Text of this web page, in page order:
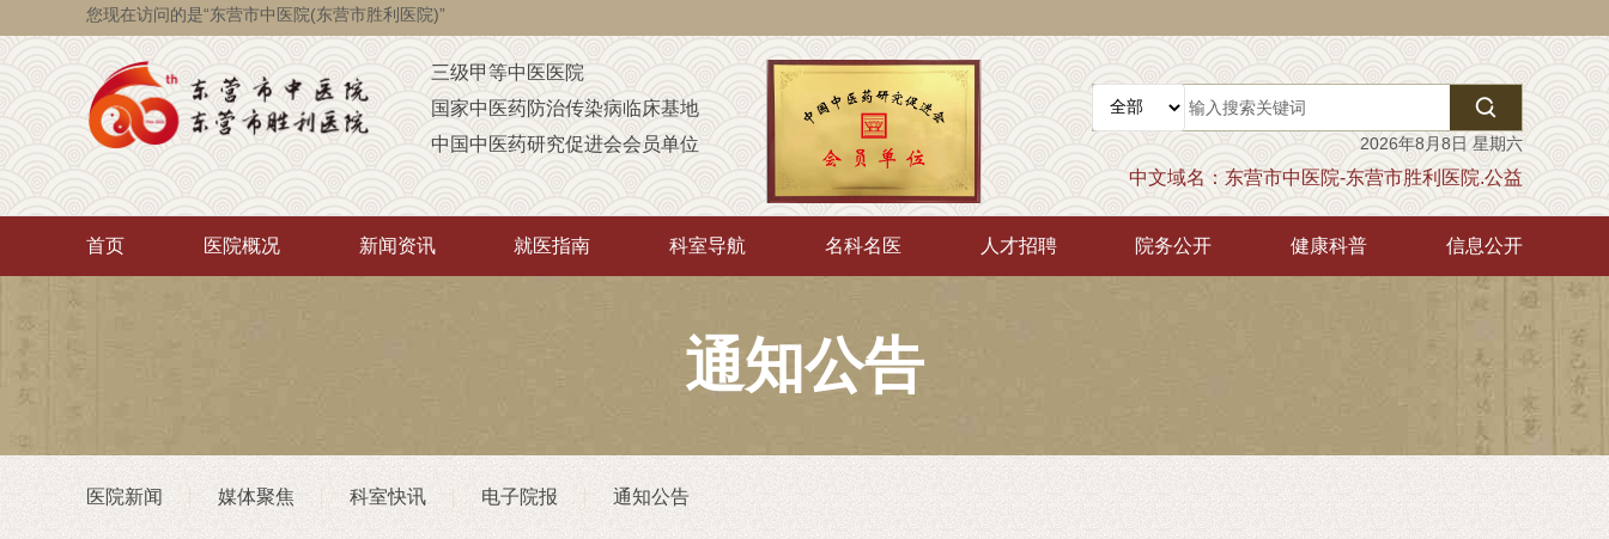
您现在访问的是“东营市中医院(东营市胜利医院)”
三级甲等中医医院
国家中医药防治传染病临床基地
中国中医药研究促进会会员单位
省级智障儿童康复机构
山东省AAA级定点医疗机构
首批省卫生厅“优质护理服务示范工程”
潍坊医学院（非直属）附属医院
2026年8月8日 星期六

中文域名：东营市中医院-东营市胜利医院.公益
首页 医院概况 新闻资讯 就医指南 科室导航 名科名医 人才招聘 院务公开 健康科普 信息公开
通知公告
医院新闻 媒体聚焦 科室快讯 电子院报 通知公告